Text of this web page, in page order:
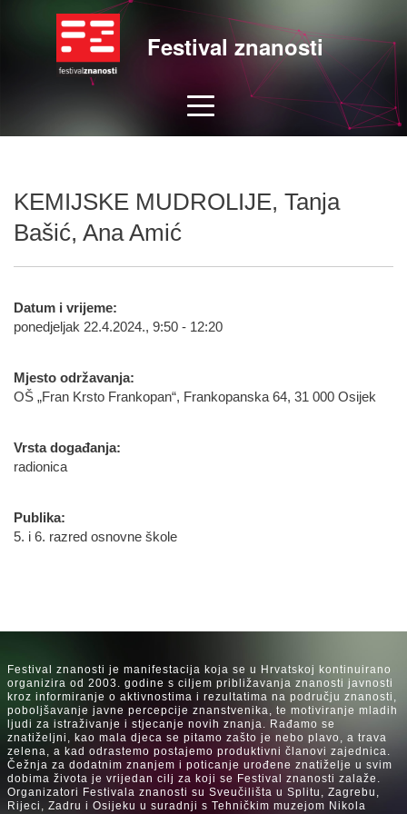
Festival znanosti
KEMIJSKE MUDROLIJE, Tanja
Bašić, Ana Amić
Datum i vrijeme:
ponedjeljak 22.4.2024., 9:50 - 12:20
Mjesto održavanja:
OŠ „Fran Krsto Frankopan“, Frankopanska 64, 31 000 Osijek
Vrsta događanja:
radionica
Publika:
5. i 6. razred osnovne škole
Festival znanosti je manifestacija koja se u Hrvatskoj kontinuirano
organizira od 2003. godine s ciljem približavanja znanosti javnosti
kroz informiranje o aktivnostima i rezultatima na području znanosti,
poboljšavanje javne percepcije znanstvenika, te motiviranje mladih
ljudi za istraživanje i stjecanje novih znanja. Rađamo se
znatiželjni, kao mala djeca se pitamo zašto je nebo plavo, a trava
zelena, a kad odrastemo postajemo produktivni članovi zajednica.
Čežnja za dodatnim znanjem i poticanje urođene znatiželje u svim
dobima života je vrijedan cilj za koji se Festival znanosti zalaže.
Organizatori Festivala znanosti su Sveučilišta u Splitu, Zagrebu,
Rijeci, Zadru i Osijeku u suradnji s Tehničkim muzejom Nikola